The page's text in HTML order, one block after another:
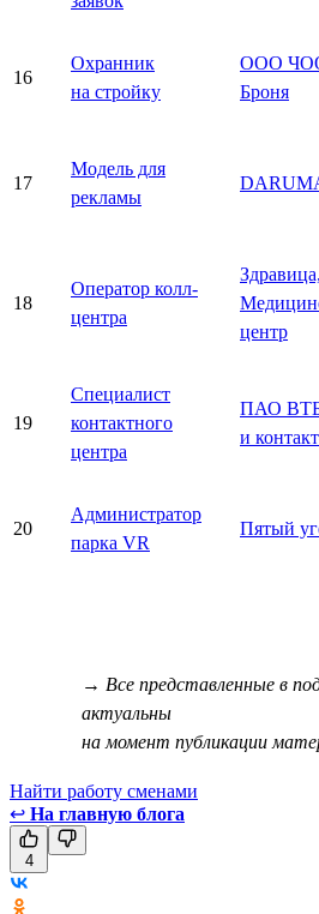
16
Охранник
на стройку
ООО
Броня
17
Модель для
рекламы
18
Оператор колл-
центра
Здравица,
центр
19
Специалист
контактного
центра
ПАО
и
20
Администратор
парка VR
Пятый
→ Все представленные в
актуальны
на момент публикации
Найти работу сменами
↩ На главную блога
4